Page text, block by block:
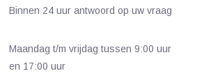
Binnen 24 uur antwoord op uw vraag
Maandag t/m vrijdag tussen 9:00 uur
en 17:00 uur